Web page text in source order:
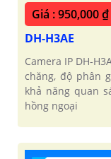
Giá : 950,000 ₫
DH-H3AE
Camera IP DH-
chăng, độ phân
khả năng quan
hồng ngoại